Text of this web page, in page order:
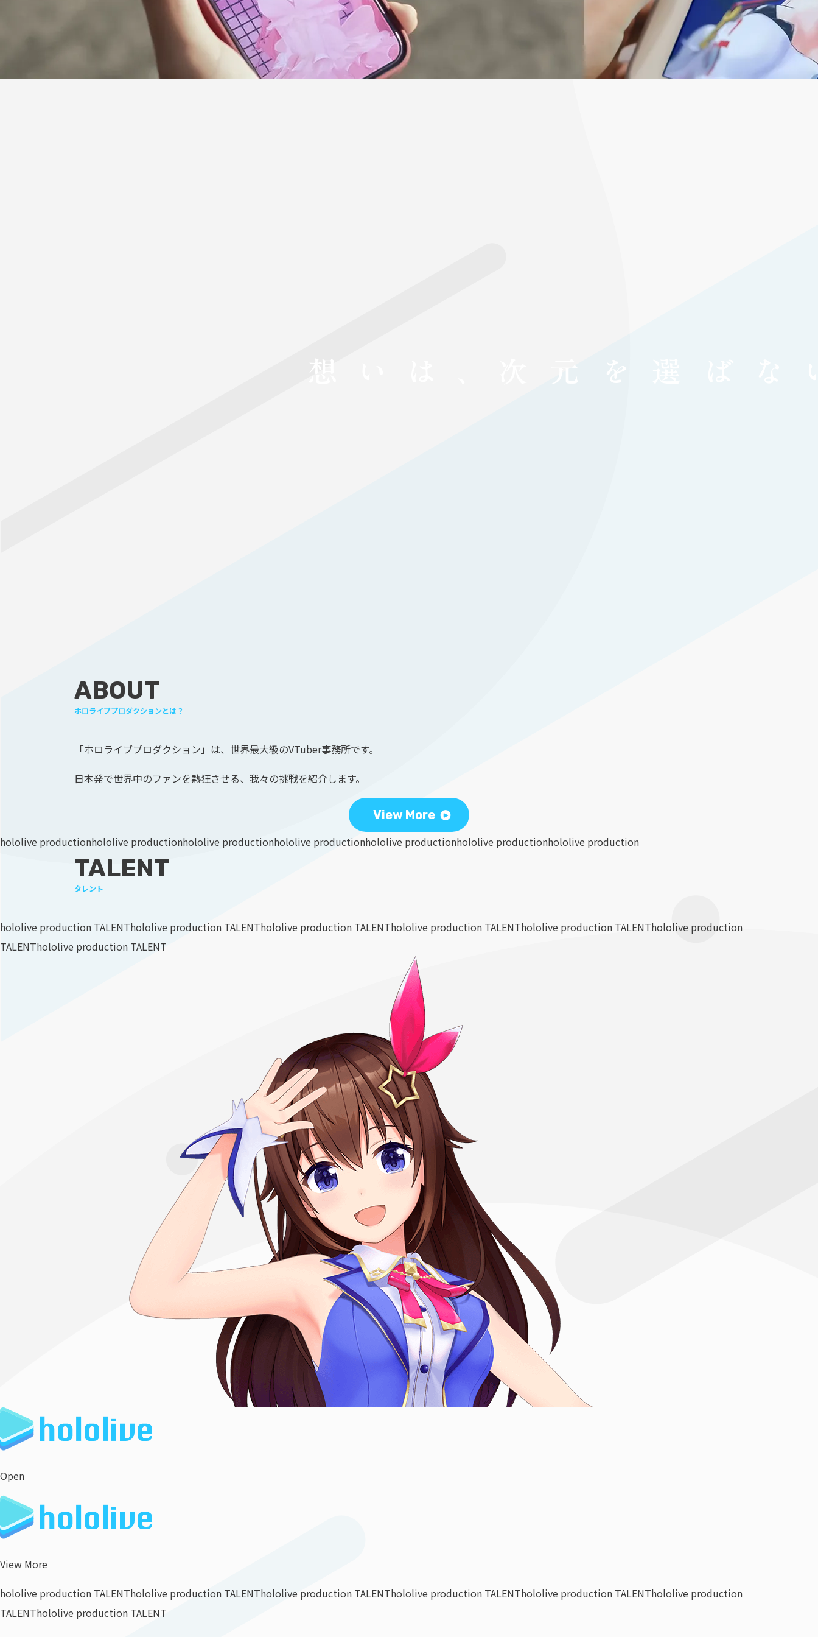
サポーターガイドライン
ABOUT
ホロライブプロダクションとは？
「ホロライブプロダクション」は、 世界最大級のVTuber事務所です。
日本発で世界中のファンを熱狂させる、 我々の挑戦を紹介します。
View More
hololive productionhololive productionhololive productionhololive productionhololive productionhololive productionhololive production
TALENT
タレント
hololive production TALENThololive production TALENThololive production TALENThololive production TALENThololive production TALENThololive production
TALENThololive production TALENT
Open
View More
hololive production TALENThololive production TALENThololive production TALENThololive production TALENThololive production TALENThololive production
TALENThololive production TALENT